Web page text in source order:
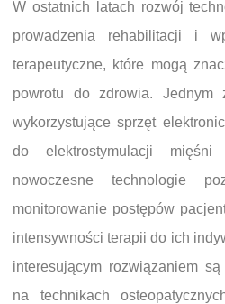
W ostatnich latach rozwój
prowadzenia rehabilitacji i
terapeutyczne, które mogą
powrotu do zdrowia. Jednym
wykorzystujące sprzęt
do elektrostymulacji
nowoczesne technologie
monitorowanie postępów
intensywności terapii do ich
interesującym rozwiązaniem
na technikach